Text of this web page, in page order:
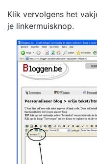
Klik vervolgens het
je linkermuisknop.